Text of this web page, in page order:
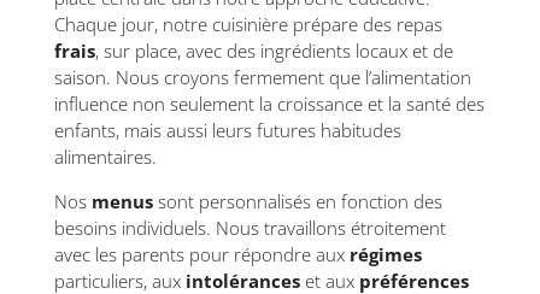
Chaque jour, notre cuisinière prépare des repas
frais, sur place, avec des ingrédients locaux et de
saison. Nous croyons fermement que l’alimentation
influence non seulement la croissance et la santé des
enfants, mais aussi leurs futures habitudes
alimentaires.
Nos menussont personnalisés en fonction des
besoins individuels. Nous travaillons étroitement
avec les parents pour répondre aux régimes
particuliers, aux intoléranceset aux préférences